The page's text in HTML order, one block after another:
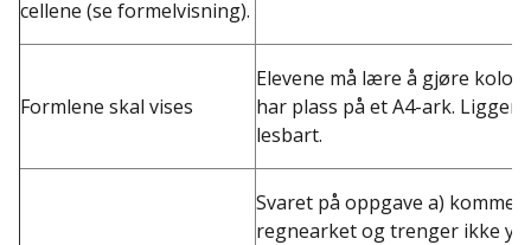
cellene (se formelvisning).
Formlene skal vises
Elevene må lære å gjøre
har plass på et A4-ark.
lesbart.
Svaret på oppgave a)
regnearket og trenger ikke